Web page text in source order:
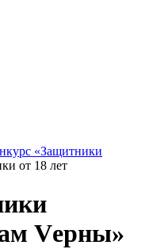
«Защитники
от 18 лет
Vерны»